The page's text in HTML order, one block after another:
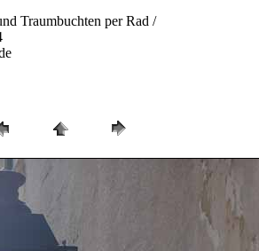
Traumbuchten per Rad /